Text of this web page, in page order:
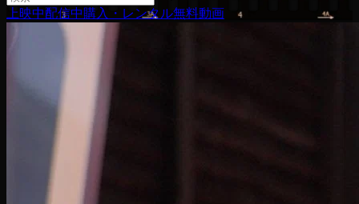
上映中配信中購入・レンタル無料動画